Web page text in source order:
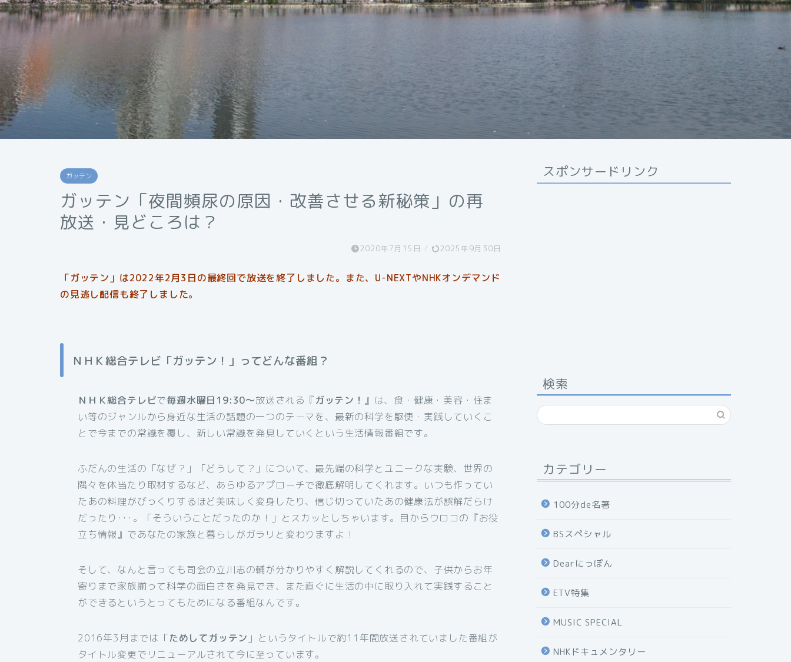
ガッテン
ガッテン「夜間頻尿の原因・改善させる新秘策」の再
放送・見どころは？
2020年7月15日 / 2025年9月30日
「ガッテン」は2022年2月3日の最終回で放送を終了しました。また、U-NEXTやNHKオンデマンド
の見逃し配信も終了しました。
ＮＨＫ総合テレビ「ガッテン！」ってどんな番組？
ＮＨＫ総合テレビで毎週水曜日19:30～放送される『ガッテン！ 』は、食・健康・美容・住ま
い等のジャンルから身近な生活の話題の一つのテーマを、最新の科学を駆使・実践していくこ
とで今までの常識を覆し、新しい常識を発見していくという生活情報番組です。
ふだんの生活の「なぜ？」「どうして？」について、最先端の科学とユニークな実験、世界の
隅々を体当たり取材するなど、あらゆるアプローチで徹底解明してくれます。いつも作ってい
たあの料理がびっくりするほど美味しく変身したり、信じ切っていたあの健康法が誤解だらけ
だったり･･･。「そういうことだったのか！」とスカッとしちゃいます。目からウロコの『お役
立ち情報』であなたの家族と暮らしがガラリと変わりますよ！
そして、なんと言っても司会の立川志の輔が分かりやすく解説してくれるので、子供からお年
寄りまで家族揃って科学の面白さを発見でき、また直ぐに生活の中に取り入れて実践すること
ができるというとってもためになる番組なんです。
2016年3月までは「ためしてガッテン 」というタイトルで約11年間放送されていました番組が
タイトル変更でリニューアルされて今に至っています。
スポンサードリンク
検索
カテゴリー
100分de名著
BSスペシャル
Dearにっぽん
ETV特集
MUSIC SPECIAL
NHKドキュメンタリー